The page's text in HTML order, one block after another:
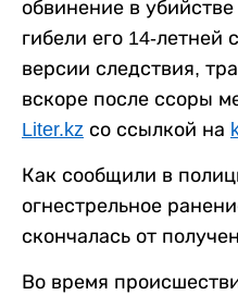
обвинение в
гибели его 14-летней
версии следствия,
вскоре после ссоры
Liter.kz со ссылкой на
Как сообщили в
огнестрельное
скончалась от
Во время